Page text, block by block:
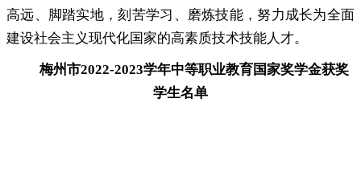
高远、脚踏实地，刻苦学习、磨炼技能， 努力成长为全面
建设社会主义现代化国家的高素质技术技能人才。
梅州市2022-2023学年中等职业教育国家奖学金获奖
学生名单